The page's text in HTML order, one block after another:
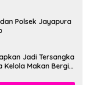
Polsek Jayapura
Jadi Tersangka
Makan Bergizi